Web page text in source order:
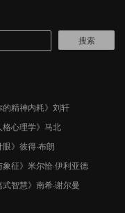
搜索
的精神内耗》刘轩
格心理学》马北
眼》彼得·布朗
象征》米尔恰·伊利亚德
式智慧》南希·谢尔曼